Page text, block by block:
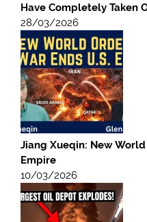
Have Completely Taken
28/03/2026
Jiang Xueqin: New World
Empire
10/03/2026